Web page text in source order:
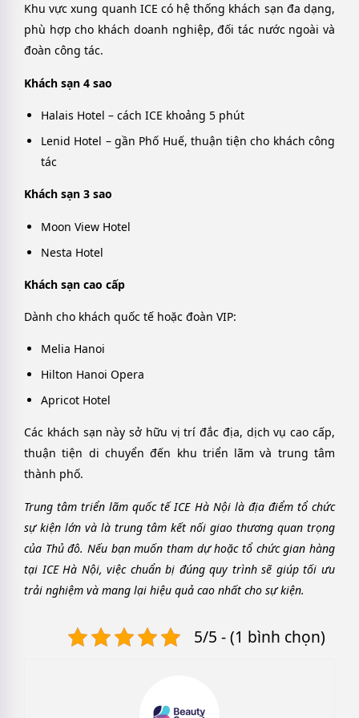
Khu vực xung quanh ICE có hệ thống khách sạn đa dạng,
phù hợp cho khách doanh nghiệp, đối tác nước ngoài và
đoàn công tác.
Khách sạn 4 sao
Halais Hotel – cách ICE khoảng 5 phút
Lenid Hotel – gần Phố Huế, thuận tiện cho khách công
tác
Khách sạn 3 sao
Moon View Hotel
Nesta Hotel
Khách sạn cao cấp
Dành cho khách quốc tế hoặc đoàn VIP:
Melia Hanoi
Hilton Hanoi Opera
Apricot Hotel
Các khách sạn này sở hữu vị trí đắc địa, dịch vụ cao cấp,
thuận tiện di chuyển đến khu triển lãm và trung tâm
thành phố.
Trung tâm triển lãm quốc tế ICE Hà Nội là địa điểm tổ chức
sự kiện lớn và là trung tâm kết nối giao thương quan trọng
của Thủ đô. Nếu bạn muốn tham dự hoặc tổ chức gian hàng
tại ICE Hà Nội, việc chuẩn bị đúng quy trình sẽ giúp tối ưu
trải nghiệm và mang lại hiệu quả cao nhất cho sự kiện.
5/5 - (1 bình chọn)